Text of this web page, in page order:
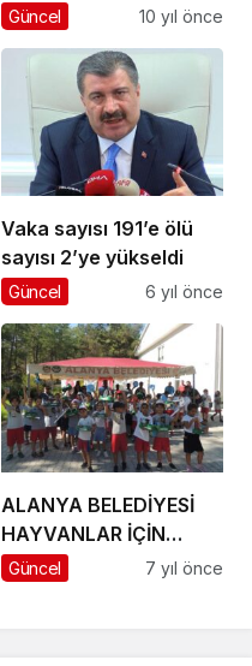
Güncel 10 yıl önce
Vaka sayısı 191’e ölü
sayısı 2’ye yükseldi
Güncel 6 yıl önce
ALANYA BELEDİYESİ
HAYVANLAR İÇİN
FARKINDALIK ETKİNLİĞİ
Güncel 7 yıl önce